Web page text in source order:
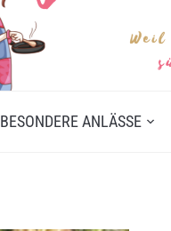
BESONDERE ANLÄSSE